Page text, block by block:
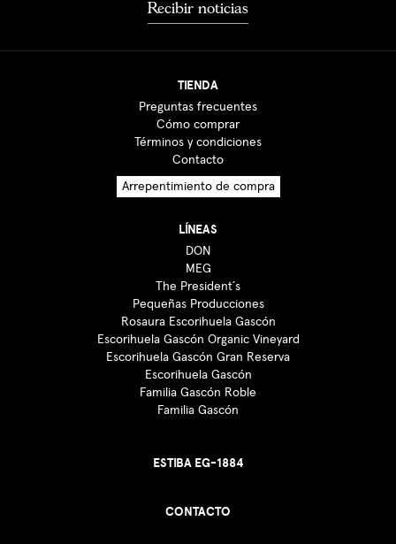
Recibir noticias
TIENDA
Preguntas frecuentes
Cómo comprar
Términos y condiciones
Contacto
Arrepentimiento de compra
LÍNEAS
DON
MEG
The President´s
Pequeñas Producciones
Rosaura Escorihuela Gascón
Escorihuela Gascón Organic Vineyard
Escorihuela Gascón Gran Reserva
Escorihuela Gascón
Familia Gascón Roble
Familia Gascón
ESTIBA EG-1884
CONTACTO